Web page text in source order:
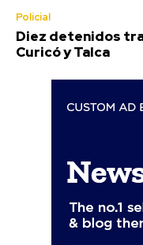
Policial
Diez detenidos
Curicó y Talca